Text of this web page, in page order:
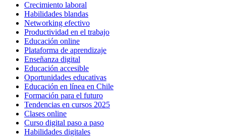
Crecimiento laboral
Habilidades blandas
Networking efectivo
Productividad en el trabajo
Educación online
Plataforma de aprendizaje
Enseñanza digital
Educación accesible
Oportunidades educativas
Educación en línea en Chile
Formación para el futuro
Tendencias en cursos 2025
Clases online
Curso digital paso a paso
Habilidades digitales